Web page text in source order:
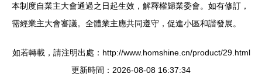
本制度自業主大會通過之日起生效，解釋權歸業委會。如有修訂，
需經業主大會審議。全體業主應共同遵守，促進小區和諧發展。
如若轉載，請注明出處：http://www.homshine.cn/product/29.html
更新時間：2026-08-08 16:37:34